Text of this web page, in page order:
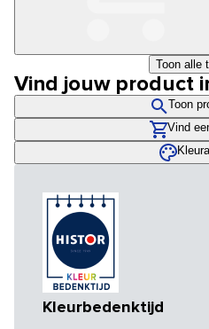
Toon alle
Vind jouw product
Toon
Vind
Kleurbedenktijd